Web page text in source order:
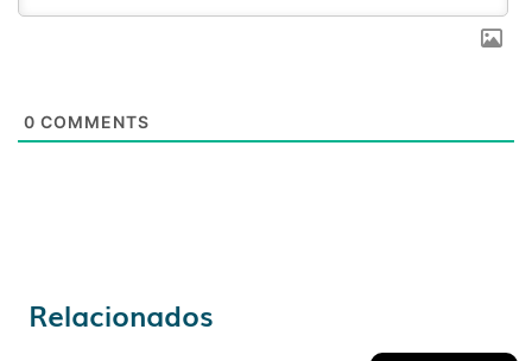
0 COMMENTS
Relacionados